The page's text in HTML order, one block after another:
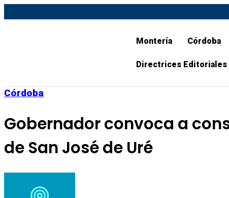
Montería Córdoba
Directrices Editoriales
Córdoba
Gobernador convoca a
de San José de Uré